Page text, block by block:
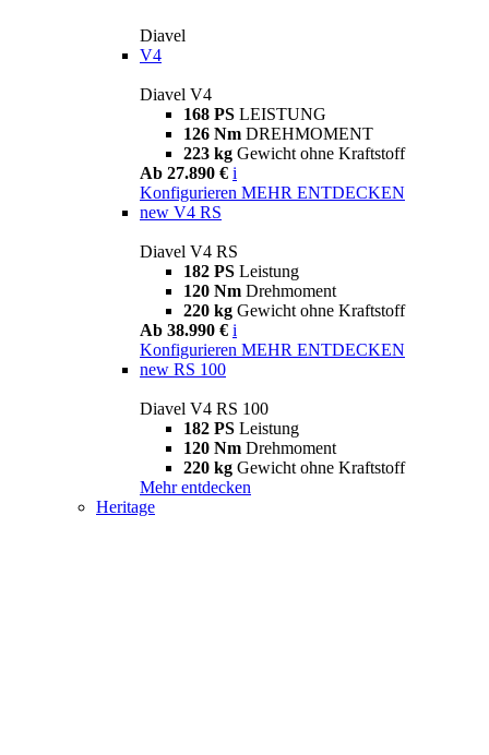
Diavel
V4
Diavel V4
168 PS LEISTUNG
126 Nm DREHMOMENT
223 kg Gewicht ohne Kraftstoff
Ab 27.890 € i
Konfigurieren MEHR ENTDECKEN
new V4 RS
Diavel V4 RS
182 PS Leistung
120 Nm Drehmoment
220 kg Gewicht ohne Kraftstoff
Ab 38.990 € i
Konfigurieren MEHR ENTDECKEN
new RS 100
Diavel V4 RS 100
182 PS Leistung
120 Nm Drehmoment
220 kg Gewicht ohne Kraftstoff
Mehr entdecken
Heritage